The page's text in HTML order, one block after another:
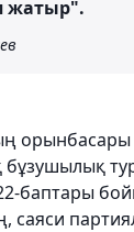
жатыр".
орынбасары
бұзушылық
баптары
саяси